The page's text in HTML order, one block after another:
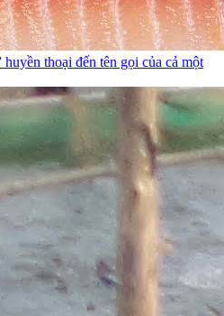
thoại đến tên gọi của cả một